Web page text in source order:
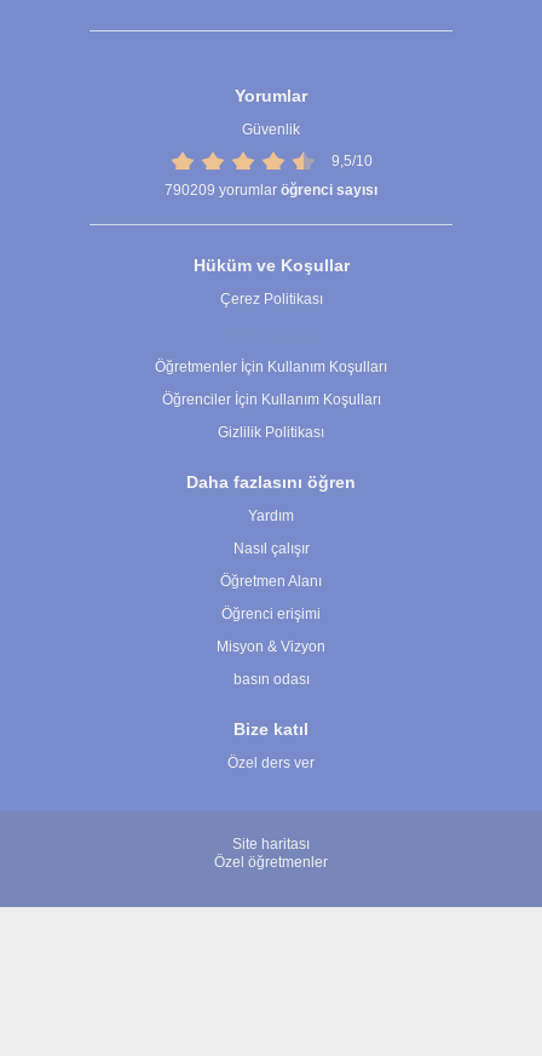
Yorumlar
Güvenlik
9,5/10
790209 yorumlar öğrenci sayısı
Hüküm ve Koşullar
Çerez Politikası
Öğretmenler İçin Kullanım Koşulları
Öğrenciler İçin Kullanım Koşulları
Gizlilik Politikası
Daha fazlasını öğren
Yardım
Nasıl çalışır
Öğretmen Alanı
Öğrenci erişimi
Misyon & Vizyon
basın odası
Bize katıl
Özel ders ver
Site haritası
Özel öğretmenler